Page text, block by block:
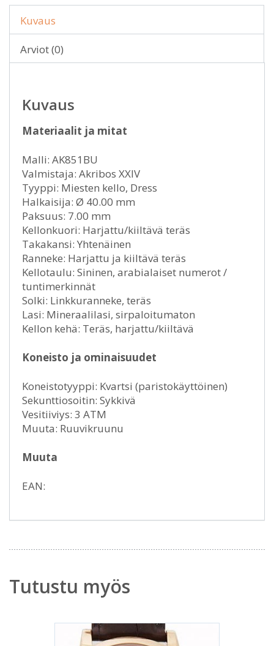
Kuvaus
Arviot (0)
Kuvaus
Materiaalit ja mitat
Malli: AK851BU
Valmistaja: Akribos XXIV
Tyyppi: Miesten kello, Dress
Halkaisija: Ø 40.00 mm
Paksuus: 7.00 mm
Kellonkuori: Harjattu/kiiltävä teräs
Takakansi: Yhtenäinen
Ranneke: Harjattu ja kiiltävä teräs
Kellotaulu: Sininen, arabialaiset numerot /
tuntimerkinnät
Solki: Linkkuranneke, teräs
Lasi: Mineraalilasi, sirpaloitumaton
Kellon kehä: Teräs, harjattu/kiiltävä
Koneisto ja ominaisuudet
Koneistotyyppi: Kvartsi (paristokäyttöinen)
Sekunttiosoitin: Sykkivä
Vesitiiviys: 3 ATM
Muuta: Ruuvikruunu
Muuta
EAN:
Tutustu myös